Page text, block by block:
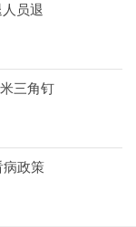
员退
三角钉
病政策